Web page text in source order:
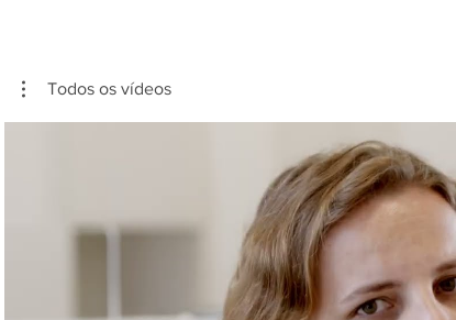
Todos os vídeos